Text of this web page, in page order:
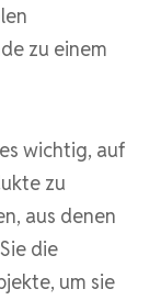
zu einem
wichtig, auf
zu
aus denen
die
um sie